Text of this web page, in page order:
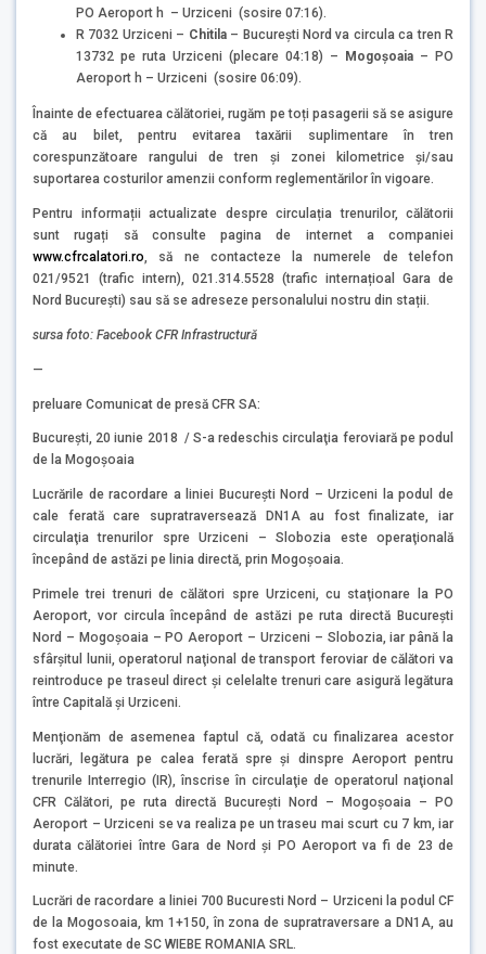
PO Aeroport h – Urziceni (sosire 07:16).
R 7032 Urziceni – Chitila– Bucureşti Nord va circula ca tren R
13732 pe ruta Urziceni (plecare 04:18) – Mogoşoaia – PO
Aeroport h – Urziceni (sosire 06:09).
Înainte de efectuarea călătoriei, rugăm pe toți pasagerii să se asigure
că au bilet, pentru evitarea taxării suplimentare în tren
corespunzătoare rangului de tren și zonei kilometrice și/sau
suportarea costurilor amenzii conform reglementărilor în vigoare.
Pentru informații actualizate despre circulația trenurilor, călătorii
sunt rugați să consulte pagina de internet a companiei
www.cfrcalatori.ro, să ne contacteze la numerele de telefon
021/9521 (trafic intern), 021.314.5528 (trafic internațioal Gara de
Nord București) sau să se adreseze personalului nostru din stații.
sursa foto: Facebook CFR Infrastructură
—
preluare Comunicat de presă CFR SA:
Bucureşti, 20 iunie 2018 / S-a redeschis circulaţia feroviară pe podul
de la Mogoşoaia
Lucrările de racordare a liniei Bucureşti Nord – Urziceni la podul de
cale ferată care supratraversează DN1A au fost finalizate, iar
circulaţia trenurilor spre Urziceni – Slobozia este operaţională
începând de astăzi pe linia directă, prin Mogoşoaia.
Primele trei trenuri de călători spre Urziceni, cu staţionare la PO
Aeroport, vor circula începând de astăzi pe ruta directă Bucureşti
Nord – Mogoşoaia – PO Aeroport – Urziceni – Slobozia, iar până la
sfârşitul lunii, operatorul naţional de transport feroviar de călători va
reintroduce pe traseul direct şi celelalte trenuri care asigură legătura
între Capitală şi Urziceni.
Menţionăm de asemenea faptul că, odată cu finalizarea acestor
lucrări, legătura pe calea ferată spre şi dinspre Aeroport pentru
trenurile Interregio (IR), înscrise în circulaţie de operatorul naţional
CFR Călători, pe ruta directă Bucureşti Nord – Mogoşoaia – PO
Aeroport – Urziceni se va realiza pe un traseu mai scurt cu 7 km, iar
durata călătoriei între Gara de Nord şi PO Aeroport va fi de 23 de
minute.
Lucrări de racordare a liniei 700 Bucuresti Nord – Urziceni la podul CF
de la Mogosoaia, km 1+150, în zona de supratraversare a DN1A, au
fost executate de SC WIEBE ROMANIA SRL.